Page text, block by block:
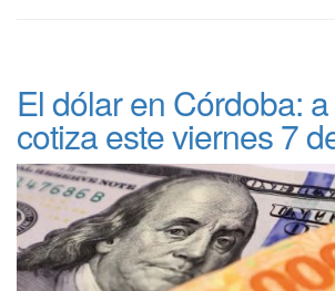
El dólar en Córdoba:
cotiza este viernes 7